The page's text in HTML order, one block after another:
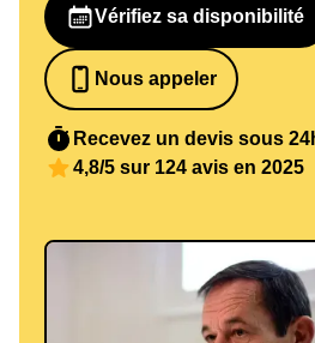
Vérifiez sa disponibilité
Nous appeler
0652698481
Recevez un devis sous
4,8/5 sur 124 avis en 2025